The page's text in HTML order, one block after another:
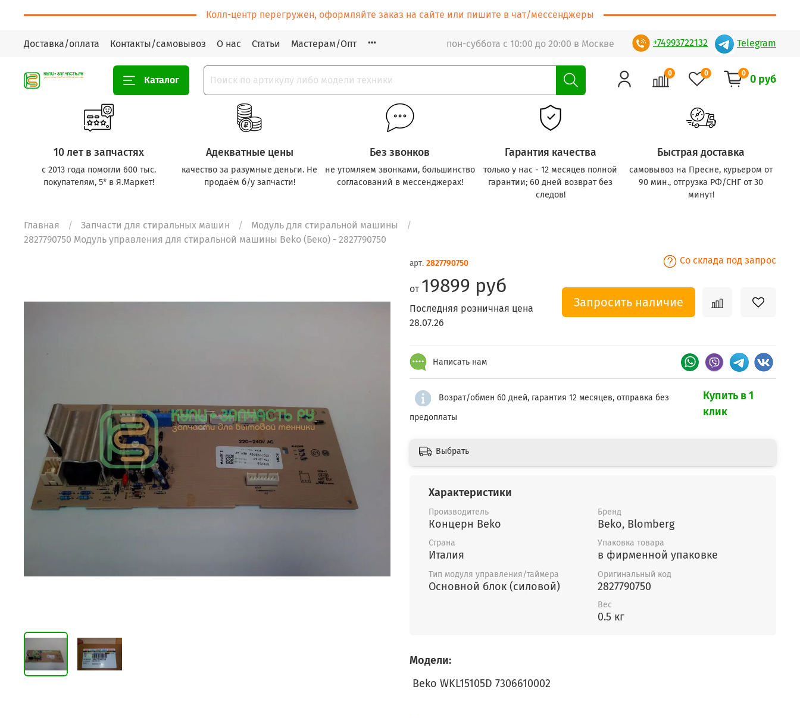
Колл-центр перегружен, оформляйте заказ на сайте или пишите в чат/мессенджеры
Доставка/оплата Контакты/самовывоз О нас Статьи Мастерам/Опт пон-суббота с 10:00 до 20:00 в Москве +74993722132 Telegram
Каталог
0 0 0 0 руб
10 лет в запчастях
с 2013 года помогли 600 тыс.
покупателям, 5* в Я.Маркет!
Адекватные цены
качество за разумные деньги. Не
продаём б/у запчасти!
Без звонков
не утомляем звонками, большинство
согласований в мессенджерах!
Гарантия качества
только у нас - 12 месяцев полной
гарантии; 60 дней возврат без
следов!
Быстрая доставка
самовывоз на Пресне, курьером от
90 мин., отгрузка РФ/СНГ от 30
минут!
Главная Запчасти для стиральных машин
Модуль для стиральной машины
2827790750 Модуль управления для стиральной машины Beko (Беко) - 2827790750
арт. 2827790750 Со склада под запрос
от 19899 руб
Последняя розничная цена
28.07.26
Запросить наличие
Написать нам
Возрат/обмен 60 дней, гарантия 12 месяцев, отправка без
предоплаты
Купить в 1
клик
Выбрать
Характеристики
Производитель
Концерн Beko
Бренд
Beko, Blomberg
Страна
Италия
Упаковка товара
в фирменной упаковке
Тип модуля управления/таймера
Основной блок (силовой)
Оригинальный код
2827790750
Вес
0.5 кг
Модели:
Beko WKL15105D 7306610002